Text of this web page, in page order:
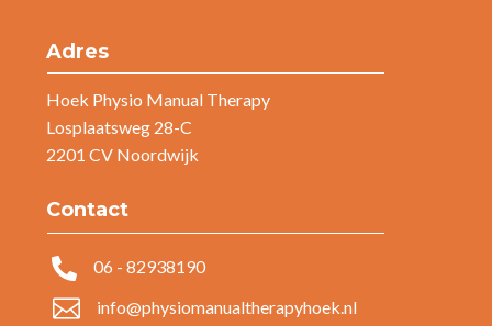
Adres
Hoek Physio Manual Therapy
Losplaatsweg 28-C
2201 CV Noordwijk
Contact
 06 - 82938190
 info@physiomanualtherapyhoek.nl